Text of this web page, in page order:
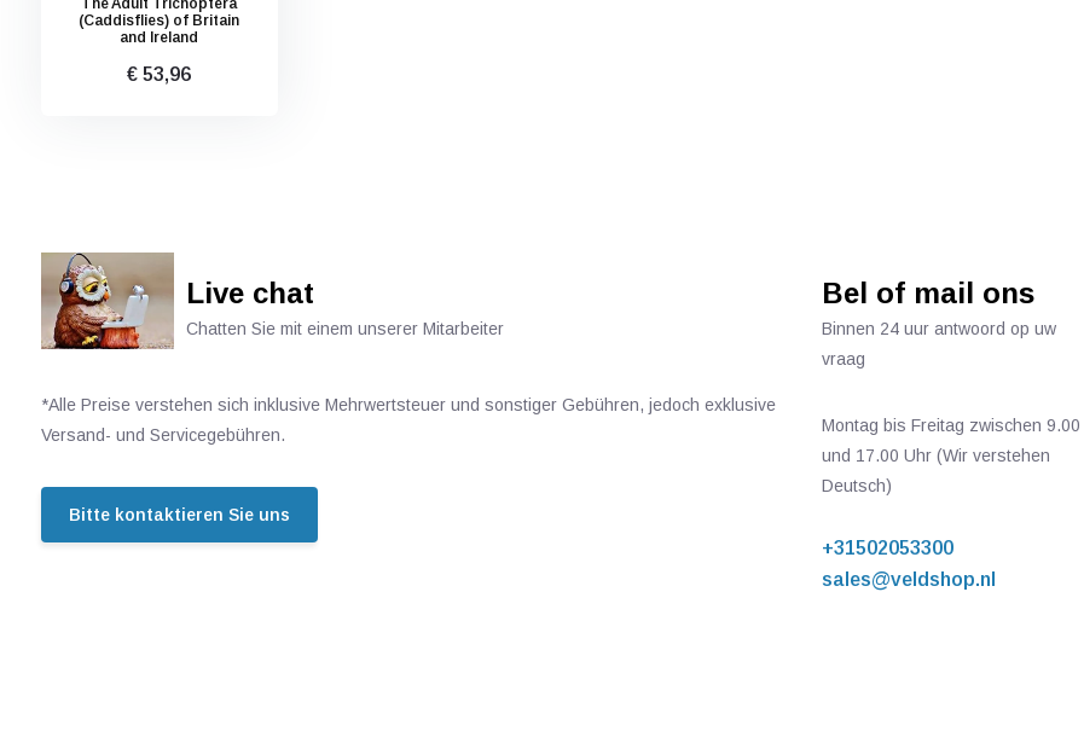
The Adult Trichoptera
(Caddisflies) of Britain
and Ireland
€ 53,96
Live chat
Chatten Sie mit einem unserer Mitarbeiter
*Alle Preise verstehen sich inklusive Mehrwertsteuer und sonstiger Gebühren, jedoch exklusive
Versand- und Servicegebühren.
Bitte kontaktieren Sie uns
Bel of mail ons
Binnen 24 uur antwoord op uw
vraag
Montag bis Freitag zwischen 9.00
und 17.00 Uhr (Wir verstehen
Deutsch)
+31502053300
sales@veldshop.nl